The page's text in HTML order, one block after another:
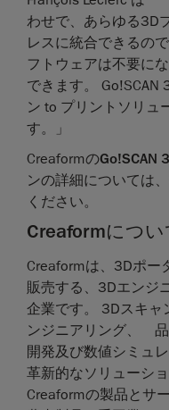
わせで、あらゆる3D
レスに統合できるの
フトウェアは不要に
できます。 Go!SCAN
ン to プリントソリュ
す。」
CreaformのGo!SCAN
ンの詳細については
ください。
Creaformについ
Creaformは、3Dポー
販売する、3Dエンジ
企業です。 3Dスキ
ンジニアリング、
開発及び数値シミュ
革新的なソリューシ
Creaformの製品とサ